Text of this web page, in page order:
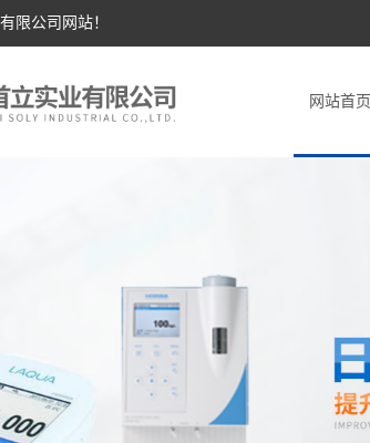
限公司网站！
网站首页